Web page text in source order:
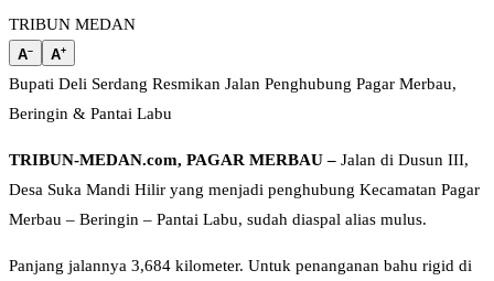
TRIBUN MEDAN
A– A+
Bupati Deli Serdang Resmikan Jalan Penghubung Pagar Merbau,
Beringin & Pantai Labu
TRIBUN-MEDAN.com, PAGAR MERBAU – Jalan di Dusun III,
Desa Suka Mandi Hilir yang menjadi penghubung Kecamatan Pagar
Merbau – Beringin – Pantai Labu, sudah diaspal alias mulus.
Panjang jalannya 3,684 kilometer. Untuk penanganan bahu rigid di